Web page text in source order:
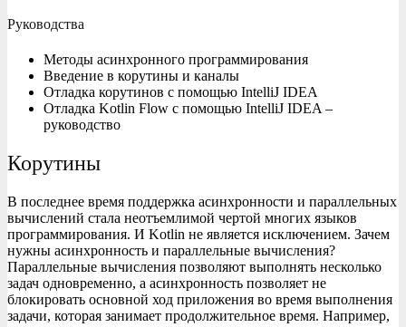
Руководства
Методы асинхронного программирования
Введение в корутины и каналы
Отладка корутинов с помощью IntelliJ IDEA
Отладка Kotlin Flow с помощью IntelliJ IDEA –
руководство
Корутины
В последнее время поддержка асинхронности и параллельных
вычислений стала неотъемлимой чертой многих языков
программирования. И Kotlin не является исключением. Зачем
нужны асинхронность и параллельные вычисления?
Параллельные вычисления позволяют выполнять несколько
задач одновременно, а асинхронность позволяет не
блокировать основной ход приложения во время выполнения
задачи, которая занимает продолжительное время. Например,